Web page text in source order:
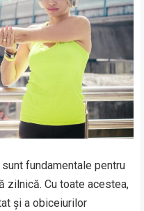
fundamentale pentru
zilnică. Cu toate acestea,
și a obiceiurilor